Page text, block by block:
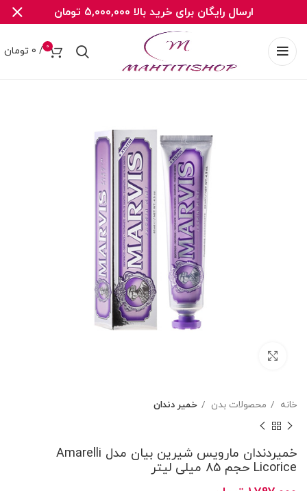
0
/
0 تومان
خانه محصولات بدن خمیر دندان
خمیردندان مارویس شیرین بیان مدل Amarelli
Licorice حجم 85 میلی لیتر
ارسال رایگان برای خرید بالا 5,000,000 تومان